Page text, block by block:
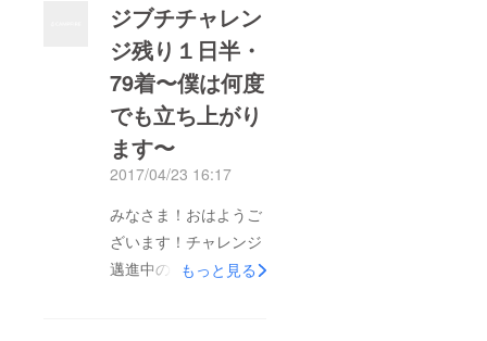
ジブチチャレン
ジ残り１日半・
79着〜僕は何度
でも立ち上がり
ます〜
2017/04/23 16:17
みなさま！おはようご
ざいます！チャレンジ
邁進中の智大です！
もっと見る